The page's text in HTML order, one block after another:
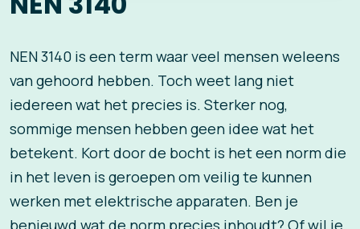
NEN 3140 is een term waar veel mensen weleens
van gehoord hebben. Toch weet lang niet
iedereen wat het precies is. Sterker nog,
sommige mensen hebben geen idee wat het
betekent. Kort door de bocht is het een norm die
in het leven is geroepen om veilig te kunnen
werken met elektrische apparaten. Ben je
benieuwd wat de norm precies inhoudt? Of wil je